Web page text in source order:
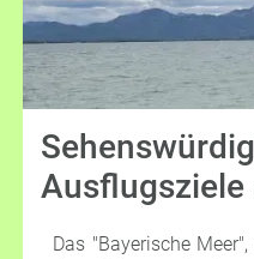
Ausflugsziele
Das "Bayerische